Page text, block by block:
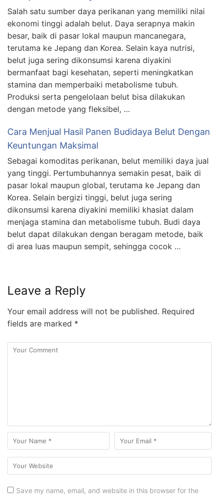
Salah satu sumber daya perikanan yang memiliki nilai
ekonomi tinggi adalah belut. Daya serapnya makin
besar, baik di pasar lokal maupun mancanegara,
terutama ke Jepang dan Korea. Selain kaya nutrisi,
belut juga sering dikonsumsi karena diyakini
bermanfaat bagi kesehatan, seperti meningkatkan
stamina dan memperbaiki metabolisme tubuh.
Produksi serta pengelolaan belut bisa dilakukan
dengan metode yang fleksibel, …
Cara Menjual Hasil Panen Budidaya Belut Dengan
Keuntungan Maksimal
Sebagai komoditas perikanan, belut memiliki daya jual
yang tinggi. Pertumbuhannya semakin pesat, baik di
pasar lokal maupun global, terutama ke Jepang dan
Korea. Selain bergizi tinggi, belut juga sering
dikonsumsi karena diyakini memiliki khasiat dalam
menjaga stamina dan metabolisme tubuh. Budi daya
belut dapat dilakukan dengan beragam metode, baik
di area luas maupun sempit, sehingga cocok …
Leave a Reply
Your email address will not be published. Required
fields are marked *
Save my name, email, and website in this browser for the